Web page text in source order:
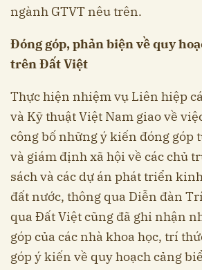
ngành GTVT nêu trên.
Đóng góp, phản biện về quy
trên Đất Việt
Thực hiện nhiệm vụ Liên hiệp
và Kỹ thuật Việt Nam giao về
công bố những ý kiến đóng góp
và giám định xã hội về các chủ
sách và các dự án phát triển
đất nước, thông qua Diễn đàn
qua Đất Việt cũng đã ghi nhận
góp của các nhà khoa học, trí
góp ý kiến về quy hoạch cảng